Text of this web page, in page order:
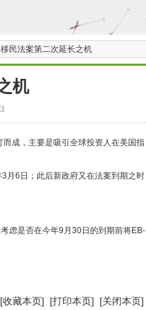
民法案第二次延长之机
机
成，主要是吸引全球投资人在美国指
6日；此后新政府又在法案到期之时
虑是否在今年9月30日的到期前将EB-
收藏本页] [打印本页] [关闭本页